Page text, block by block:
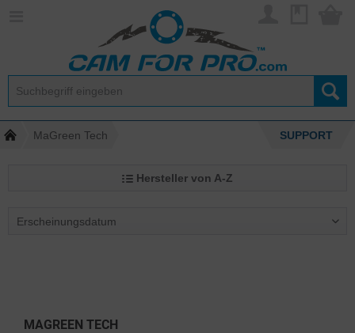
MaGreen Tech SUPPORT
Hersteller von A-Z
MAGREEN TECH